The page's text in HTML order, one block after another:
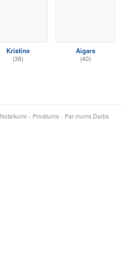
Kristīne
(38)
Aigars
(40)
Noteikumi Privātums Par mums Darbs